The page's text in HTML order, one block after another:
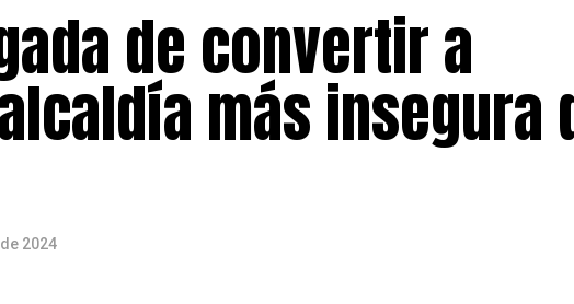
de convertir a
más insegura
2024